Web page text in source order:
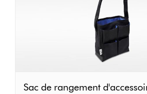
Sac
Sac de rangement